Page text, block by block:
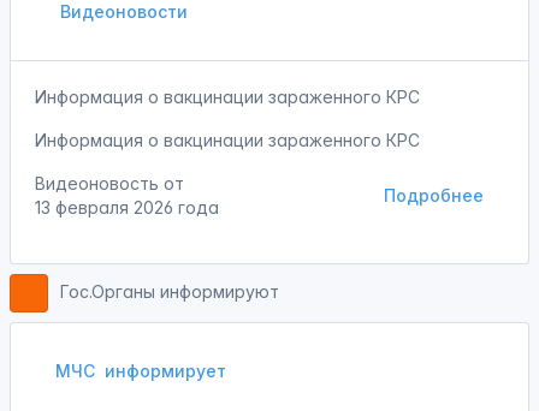
Видеоновости
Информация о вакцинации зараженного КРС
Информация о вакцинации зараженного КРС
Подробнее
Видеоновость от
13 февраля 2026 года
Гос.Органы информируют
МЧС информирует